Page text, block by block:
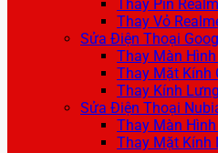
Thay Pin
Thay Vỏ
Sửa Điện Thoại
Thay Màn
Thay Mặt Kính
Thay Kính
Sửa Điện Thoại
Thay Màn
Thay Mặt Kính